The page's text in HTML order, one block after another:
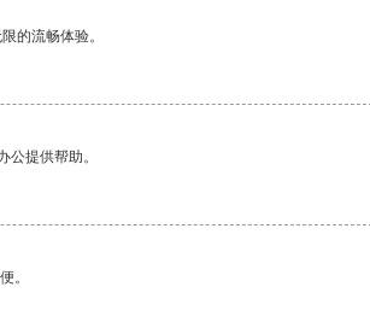
的流畅体验。
提供帮助。
。